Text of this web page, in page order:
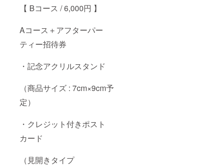
【 Bコース / 6,000円 】
Aコース＋アフターパー
ティー招待券
・記念アクリルスタンド
（商品サイズ : 7cm×9cm予
定）
・クレジット付きポスト
カード
（見開きタイプ